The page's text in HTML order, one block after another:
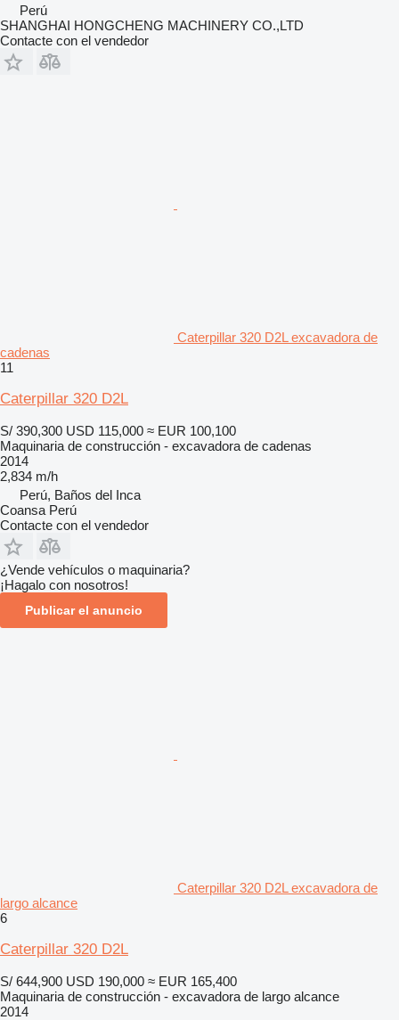
Perú
SHANGHAI HONGCHENG MACHINERY CO.,LTD
Contacte con el vendedor
Caterpillar 320 D2L excavadora de
cadenas
11
Caterpillar 320 D2L
S/ 390,300 USD 115,000 ≈ EUR 100,100
Maquinaria de construcción - excavadora de cadenas
2014
2,834 m/h
Perú, Baños del Inca
Coansa Perú
Contacte con el vendedor
¿Vende vehículos o maquinaria?
¡Hagalo con nosotros!
Publicar el anuncio
Caterpillar 320 D2L excavadora de
largo alcance
6
Caterpillar 320 D2L
S/ 644,900 USD 190,000 ≈ EUR 165,400
Maquinaria de construcción - excavadora de largo alcance
2014